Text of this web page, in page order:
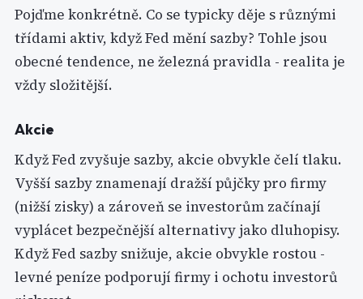
Pojďme konkrétně. Co se typicky děje s různými
třídami aktiv, když Fed mění sazby? Tohle jsou
obecné tendence, ne železná pravidla - realita je
vždy složitější.
Akcie
Když Fed zvyšuje sazby, akcie obvykle čelí tlaku.
Vyšší sazby znamenají dražší půjčky pro firmy
(nižší zisky) a zároveň se investorům začínají
vyplácet bezpečnější alternativy jako dluhopisy.
Když Fed sazby snižuje, akcie obvykle rostou -
levné peníze podporují firmy i ochotu investorů